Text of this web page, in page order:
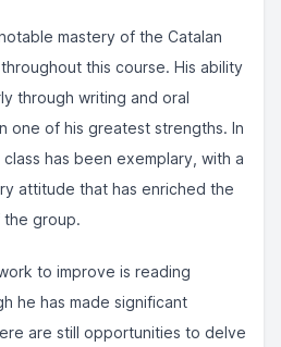
mastery of the Catalan
this course. His ability
through writing and oral
one of his greatest strengths. In
has been exemplary, with a
attitude that has enriched the
the group.
to improve is reading
he has made significant
are still opportunities to delve